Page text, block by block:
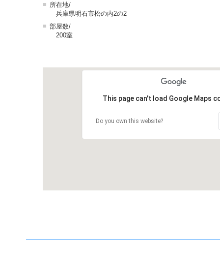
■ 所在地/
兵庫県明石市松の内2の2
■ 部屋数/
200室
This page can't load Google Maps
Do you own this website?